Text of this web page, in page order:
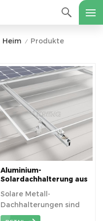
Heim / Produkte
Aluminium-
Solardachhalterung aus
Langlebigkeit und
sichere
Modulinstallation
Solare Metall-
Dachhalterungen sind
langlebige